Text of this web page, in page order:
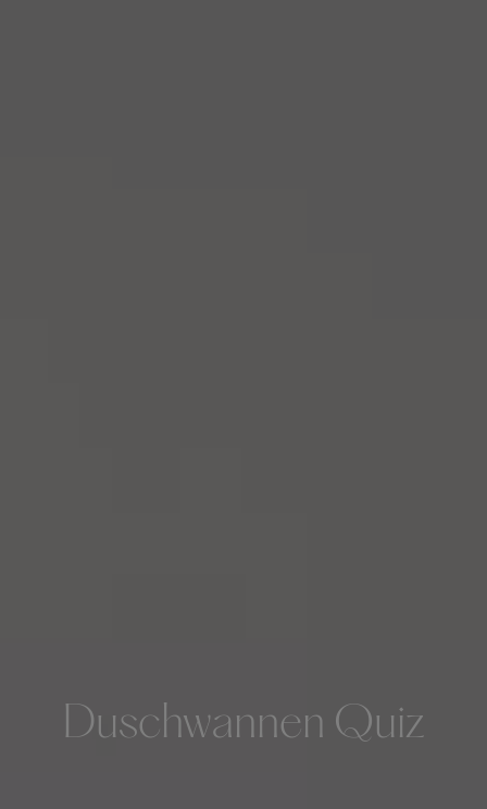
Duschwannen Quiz